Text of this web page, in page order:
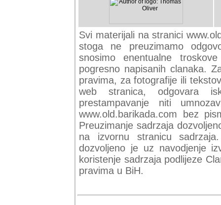
Svi materijali na stranici
stoga ne preuzimamo
snosimo enentualne
pogresno napisanih clanaka.
pravima, za fotografije ili
web stranica, odgovara
prestampavanje niti
www.old.barikada.com bez
Preuzimanje sadrzaja
na izvornu stranicu
dozvoljeno je uz navodjenje
koristenje sadrzaja podlijeze
pravima u BiH.